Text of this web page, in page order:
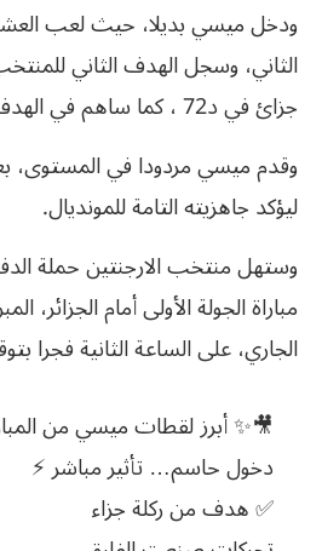
ودخل ميسي بديلا، حيث لعب
الثاني، وسجل الهدف الثاني
جزائ في د72 ، كما ساهم في الهدف الثالث.
ليؤكد جاهزيته التامة للمونديال.
وستهل منتخب الارجنتين حملة
الجاري، على الساعة الثانية فجرا
🎥✨ أبرز لقطات ميسي من
دخول حاسم… تأثير مباشر ⚡
✅ هدف من ركلة جزاء